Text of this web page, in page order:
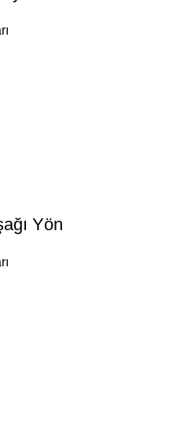
Yön